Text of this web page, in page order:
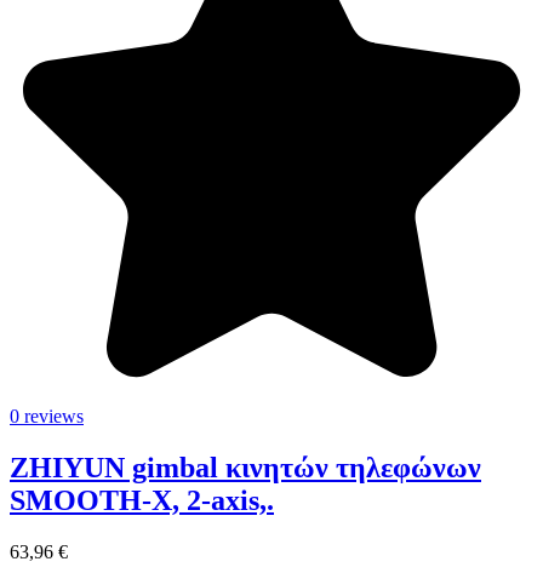
0 reviews
ZHIYUN gimbal κινητών τηλεφώνων
SMOOTH-X, 2-axis,.
63,96 €